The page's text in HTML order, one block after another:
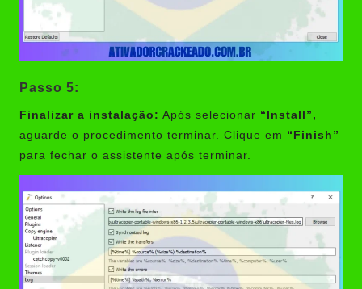
Passo 5:
Finalizar a instalação: Após selecionar “Install”,
aguarde o procedimento terminar. Clique em “Finish”
para fechar o assistente após terminar.